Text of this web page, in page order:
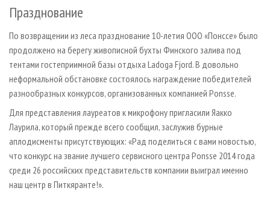
Празднование
По возвращении из леса празднование 10-летия ООО «Понссе» было
продолжено на берегу живописной бухты Финского залива под
тентами гостеприимной базы отдыха Ladoga Fjord. В довольно
неформальной обстановке состоялось награждение победителей
разнообразных конкурсов, организованных компанией Ponsse.
Для представления лауреатов к микрофону пригласили Яакко
Лаурила, который прежде всего сообщил, заслужив бурные
аплодисменты присутствующих: «Рад поделиться с вами новостью,
что конкурс на звание лучшего сервисного центра Ponsse 2014 года
среди 26 российских представительств компании выиграл именно
наш центр в Питкяранте!».